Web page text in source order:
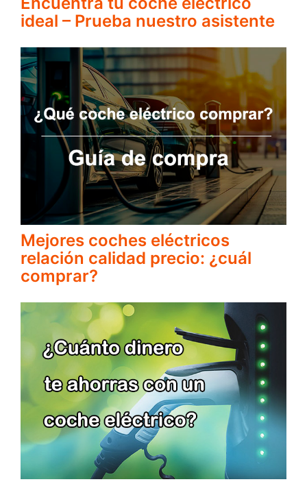
ideal – Prueba nuestro asistente
Mejores coches eléctricos
relación calidad precio: ¿cuál
comprar?